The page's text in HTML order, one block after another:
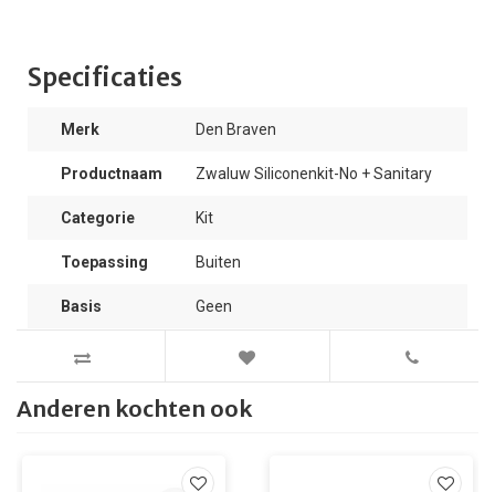
Specificaties
Merk Den Braven
Productnaam Zwaluw Siliconenkit-No + Sanitary
Categorie Kit
Toepassing Buiten
Basis Geen
Anderen kochten ook